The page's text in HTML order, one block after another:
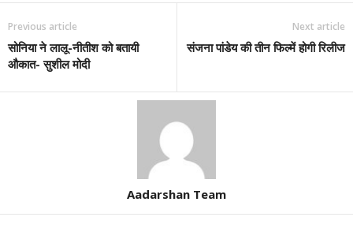
Previous article
सोनिया ने लालू-नीतीश को बतायी
औकात- सुशील मोदी
Next article
संजना पांडेय की तीन फिल्में होगी रिलीज
Aadarshan Team